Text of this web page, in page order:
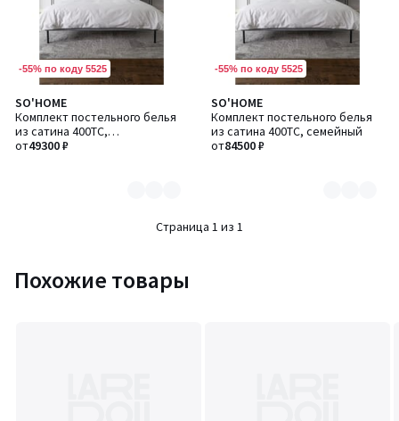
-55% по коду 5525
SO'HOME
Комплект постельного белья
из сатина 400TC,
односпальный
от49300 ₽
Количество
цветов:
2
-55% по коду 5525
SO'HOME
Комплект постельного белья
из сатина 400TC, семейный
от84500 ₽
Количество
цветов:
2
Страница 1 из 1
Похожие товары